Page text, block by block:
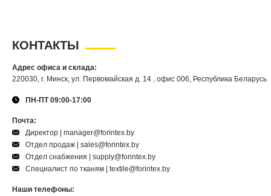
КОНТАКТЫ
Адрес офиса и склада:
220030, г. Минск, ул. Первомайская д. 14 , офис 006, Республика Беларусь
ПН-ПТ 09:00-17:00
Почта:
Директор | manager@forintex.by
Отдел продаж | sales@forintex.by
Отдел снабжения | supply@forintex.by
Специалист по тканям | textile@forintex.by
Наши телефоны: